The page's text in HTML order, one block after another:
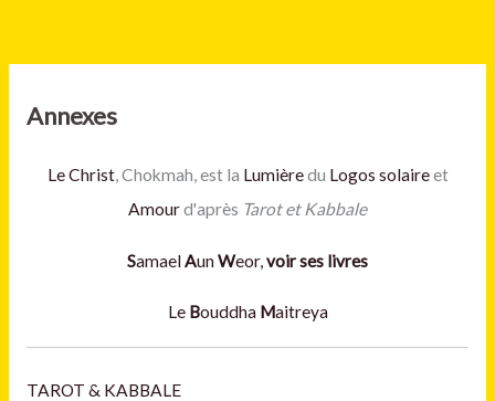
Annexes
Le Christ, Chokmah, est la Lumièredu Logos solaireet
Amourd'après Tarot et Kabbale
SamaelAunWeor,voir ses livres
Le Bouddha Maitreya
TAROT & KABBALE